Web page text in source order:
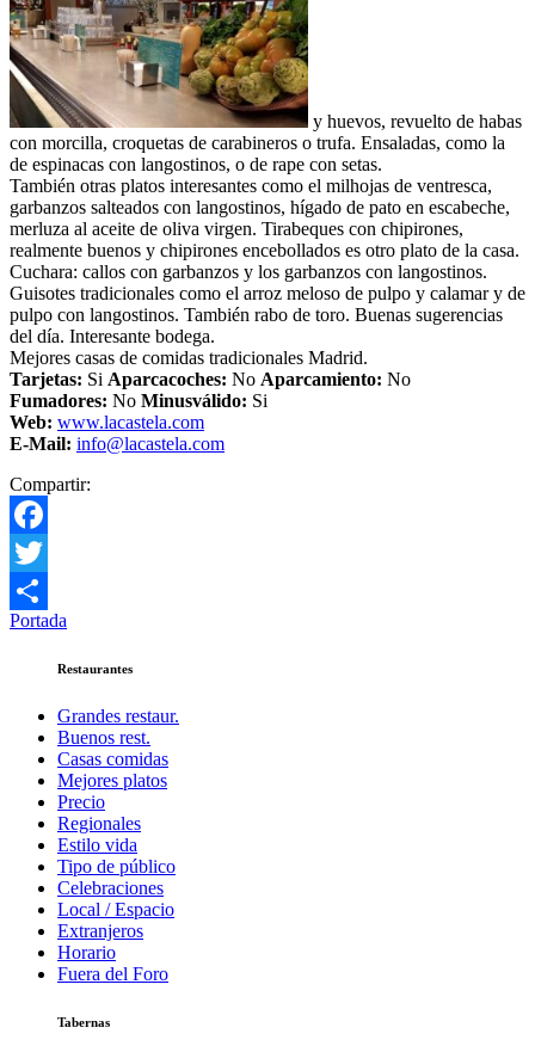
y huevos, revuelto de habas
con morcilla, croquetas de carabineros o trufa. Ensaladas, como la
de espinacas con langostinos, o de rape con setas.
También otras platos interesantes como el milhojas de ventresca,
garbanzos salteados con langostinos, hígado de pato en escabeche,
merluza al aceite de oliva virgen. Tirabeques con chipirones,
realmente buenos y chipirones encebollados es otro plato de la casa.
Cuchara: callos con garbanzos y los garbanzos con langostinos.
Guisotes tradicionales como el arroz meloso de pulpo y calamar y de
pulpo con langostinos. También rabo de toro. Buenas sugerencias
del día. Interesante bodega.
Mejores casas de comidas tradicionales Madrid.
Tarjetas: Si Aparcacoches: No Aparcamiento: No
Fumadores: No Minusválido: Si
Web: www.lacastela.com
E-Mail: info@lacastela.com
Compartir:
Facebook
Twitter
Compartir
Portada
Restaurantes
Grandes restaur.
Buenos rest.
Casas comidas
Mejores platos
Precio
Regionales
Estilo vida
Tipo de público
Celebraciones
Local / Espacio
Extranjeros
Horario
Fuera del Foro
Tabernas